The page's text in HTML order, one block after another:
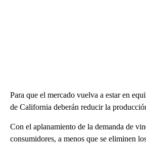
Para que el mercado vuelva a estar en
de California deberán reducir la
Con el aplanamiento de la demanda de
consumidores, a menos que se eliminen